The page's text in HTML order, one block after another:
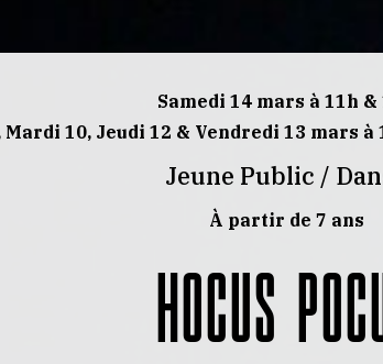
Samedi 14 mars à 11h &
Mardi 10, Jeudi 12 & Vendredi 13 mars
Jeune Public /
À partir de 7 ans
HOCUS